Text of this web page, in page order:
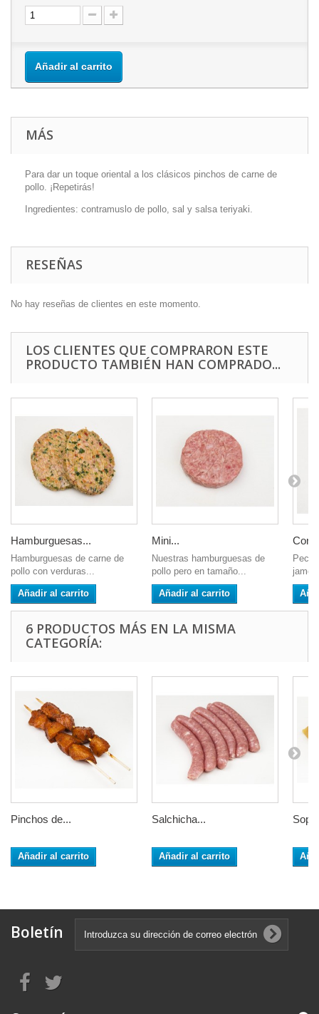
Añadir al carrito
MÁS
Para dar un toque oriental a los clásicos pinchos de carne de
pollo. ¡Repetirás!
Ingredientes: contramuslo de pollo, sal y salsa teriyaki.
RESEÑAS
No hay reseñas de clientes en este momento.
LOS CLIENTES QUE COMPRARON ESTE
PRODUCTO TAMBIÉN HAN COMPRADO...
Hamburguesas...
Hamburguesas de carne de
pollo con verduras...
Añadir al carrito
Mini...
Nuestras hamburguesas de
pollo pero en tamaño...
Añadir al carrito
6 PRODUCTOS MÁS EN LA MISMA
CATEGORÍA:
Pinchos de...
Añadir al carrito
Salchicha...
Añadir al carrito
Boletín